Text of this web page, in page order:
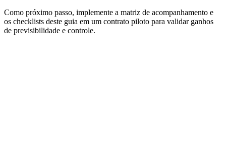
Como próximo passo, implemente a matriz de acompanhamento e
os checklists deste guia em um contrato piloto para validar ganhos
de previsibilidade e controle.